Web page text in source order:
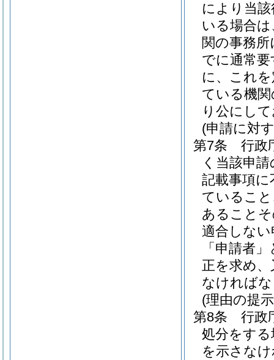
により当
いる場合
関の事務
でに通常
に、これ
ている機
り公にし
(申請に対
第7条
行政
く当該申
記載事項
ているこ
あること
適合しな
「申請者
正を求め
なければ
(理由の提
第8条
行政
処分をす
を示さな